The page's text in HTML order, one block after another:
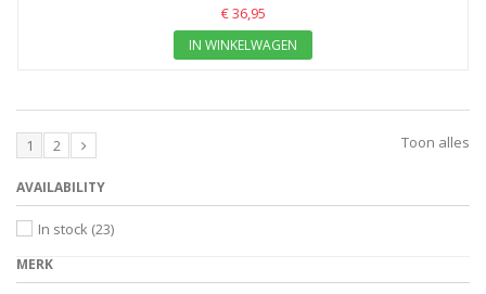
€ 36,95
IN WINKELWAGEN
Toon alles
1 2
AVAILABILITY
In stock (23)
MERK